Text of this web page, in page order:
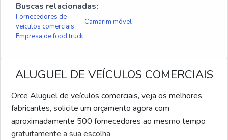
Buscas relacionadas:
Fornecedores de
veículos comerciais
Camarim móvel
Empresa de food truck
ALUGUEL DE VEÍCULOS COMERCIAIS
Orce Aluguel de veículos comerciais, veja os melhores
fabricantes, solicite um orçamento agora com
aproximadamente 500 fornecedores ao mesmo tempo
gratuitamente a sua escolha